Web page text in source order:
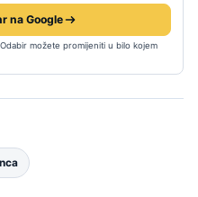
na Google
možete promijeniti u bilo kojem